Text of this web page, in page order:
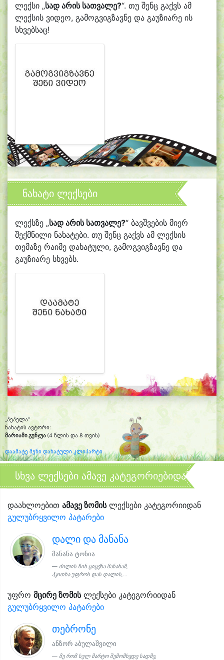
ლექსი „სად არის სათვალე?“. თუ შენც გაქვს ამ
ლექსის ვიდეო, გამოგვიგზავნე და გაუზიარე ის
სხვებსაც!
ნახატი ლექსები
ლექსზე „სად არის სათვალე?“ ბავშვების მიერ
შექმნილი ნახატები. თუ შენც გაქვს ამ ლექსის
თემაზე რაიმე დახატული, გამოგვიგზავნე და
გაუზიარე სხვებს.
„პეპელა“
ნახატის ავტორი:
მარიამი გუნჯუა (4 წლის და 8 თვის)
დაამატე შენი დახატული კლიპარტი
სხვა ლექსები ამავე კატეგორიებიდან
დაახლოებით ამავე ზომისლექსები კატეგორიიდან
გულუბრყვილო პატარები
დალი და მანანა
მანანა ტონია
ძილის წინ ციცქნა მანანამ,
ჰკითხა უფროს დას დალის,...
უფრო მცირე ზომისლექსები კატეგორიიდან
გულუბრყვილო პატარები
თებრონე
ანზორ აბულაშვილი
მე რომ სულ მარტო შემომხვდე სადმე,